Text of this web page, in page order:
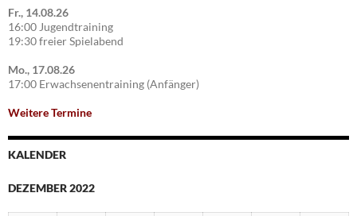
Fr., 14.08.26
16:00 Jugendtraining
19:30 freier Spielabend
Mo., 17.08.26
17:00 Erwachsenentraining (Anfänger)
Weitere Termine
KALENDER
DEZEMBER 2022